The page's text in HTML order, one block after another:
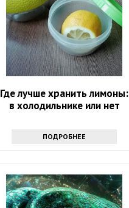
Где лучше хранить лимоны:
в холодильнике или нет
ПОДРОБНЕЕ